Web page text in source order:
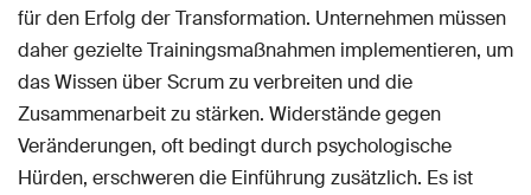
für den Erfolg der Transformation. Unternehmen müssen
daher gezielte Trainingsmaßnahmen implementieren, um
das Wissen über Scrum zu verbreiten und die
Zusammenarbeit zu stärken. Widerstände gegen
Veränderungen, oft bedingt durch psychologische
Hürden, erschweren die Einführung zusätzlich. Es ist